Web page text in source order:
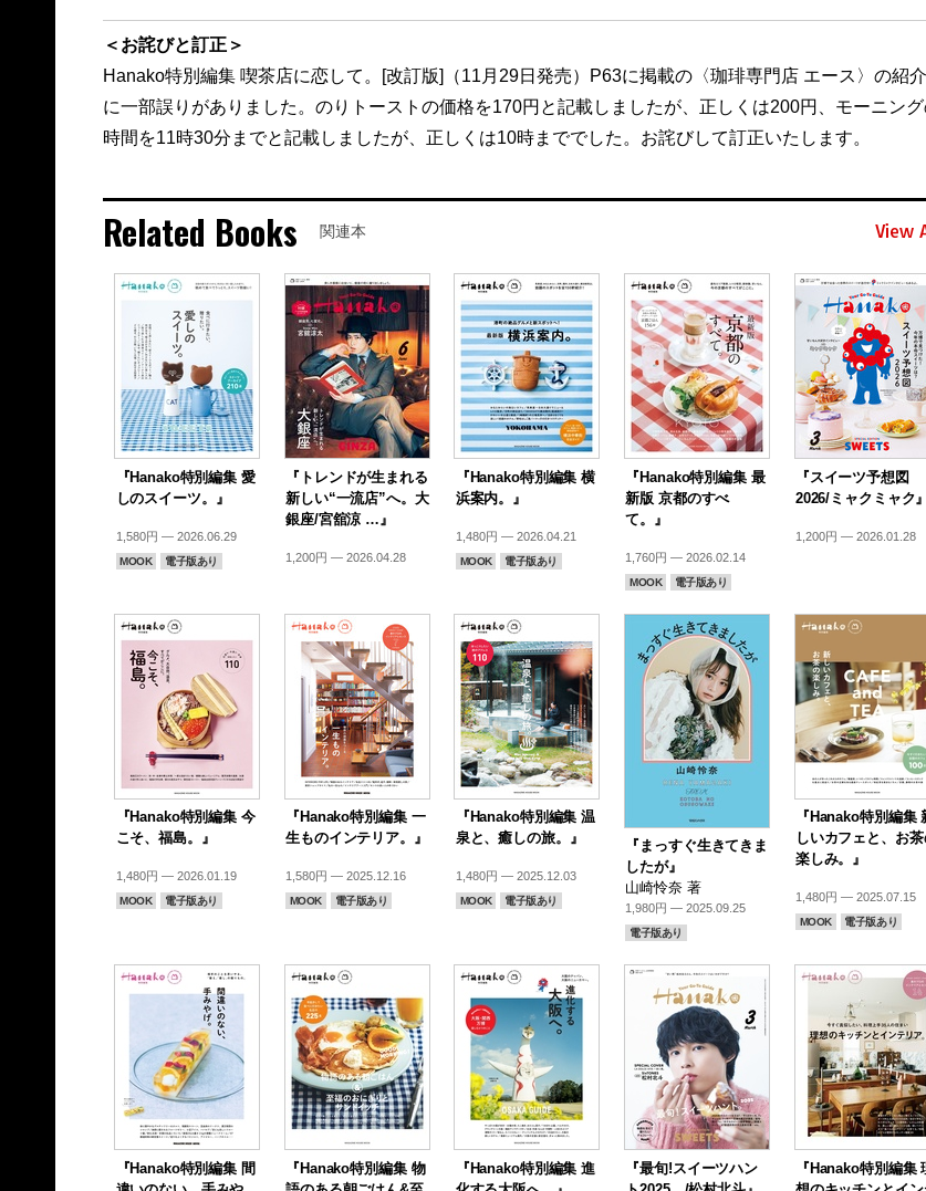
＜お詫びと訂正＞
Hanako特別編集 喫茶店に恋して。[改訂版]（11月29日発売）P63に掲載の〈珈琲専門店 エース〉の紹
に一部誤りがありました。のりトーストの価格を170円と記載しましたが、正しくは200円、モーニン
時間を11時30分までと記載しましたが、正しくは10時まででした。お詫びして訂正いたします。
Related Books 関連本 View
『Hanako特別編集 愛
しのスイーツ。』
1,580円 — 2026.06.29
MOOK 電子版あり
『トレンドが生まれる
新しい“一流店”へ。大
銀座/宮舘涼 …』
1,200円 — 2026.04.28
『Hanako特別編集 横
浜案内。』
1,480円 — 2026.04.21
MOOK 電子版あり
『Hanako特別編集 最
新版 京都のすべ
て。』
1,760円 — 2026.02.14
MOOK 電子版あり
『スイーツ予想図
2026/ミャクミャク』
1,200円 — 2026.01.28
『Hanako特別編集 今
こそ、福島。』
1,480円 — 2026.01.19
MOOK 電子版あり
『Hanako特別編集 一
生ものインテリア。』
1,580円 — 2025.12.16
MOOK 電子版あり
『Hanako特別編集 温
泉と、癒しの旅。』
1,480円 — 2025.12.03
MOOK 電子版あり
『まっすぐ生きてきま
したが』
山崎怜奈 著
1,980円 — 2025.09.25
電子版あり
『Hanako特別編集
しいカフェと、お
楽しみ。』
1,480円 — 2025.07.15
MOOK 電子版あり
『Hanako特別編集 間
『Hanako特別編集 物
『Hanako特別編集 進
『最旬!スイーツハン
『Hanako特別編集